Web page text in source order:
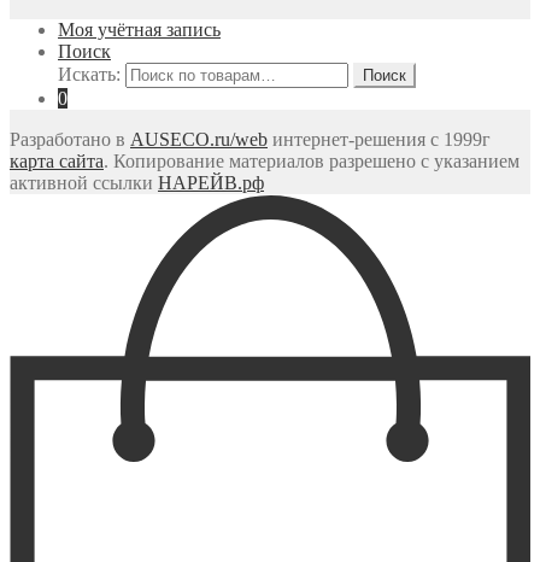
Моя учётная запись
Поиск
Искать:
0
Разработано в AUSECO.ru/web интернет-решения с 1999г
карта сайта. Копирование материалов разрешено с указанием
активной ссылки НАРЕЙВ.рф